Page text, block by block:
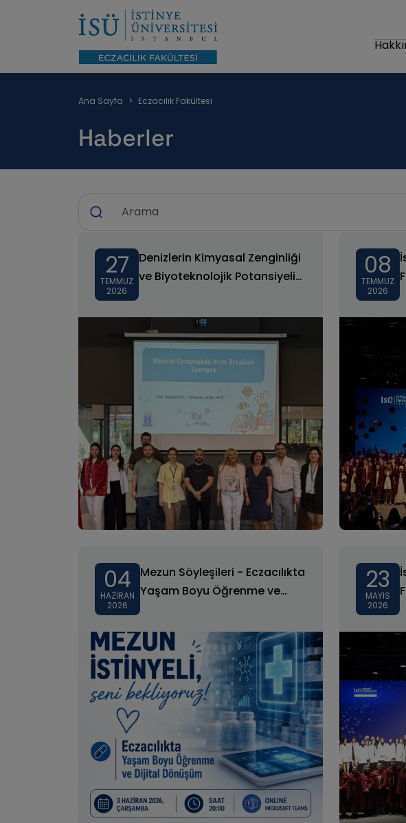
Sayfa
yolu
Ana Sayfa Eczacılık Fakültesi
Haberler
27
TEMMUZ
2026
Denizlerin Kimyasal Zenginliği
ve Biyoteknolojik Potansiyeli
08
TEMMUZ
2026
04
HAZIRAN
2026
Mezun Söyleşileri - Eczacılıkta
Yaşam Boyu Öğrenme ve
23
MAYIS
2026